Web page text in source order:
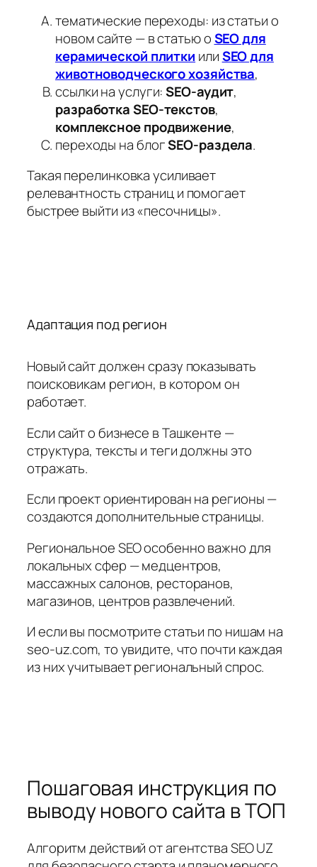
тематические переходы: из статьи о
новом сайте — в статью оSEO для
керамической плитки илиSEO для
животноводческого хозяйства,
ссылки на услуги:SEO-аудит,
разработка SEO-текстов,
комплексное продвижение,
переходы на блогSEO-раздела.
Такая перелинковка усиливает
релевантность страниц и помогает
быстрее выйти из «песочницы».
Адаптация под регион
Новый сайт должен сразу показывать
поисковикам регион, в котором он
работает.
Если сайт о бизнесе в Ташкенте —
структура, тексты и теги должны это
отражать.
Если проект ориентирован на регионы —
создаются дополнительные страницы.
Региональное SEO особенно важно для
локальных сфер — медцентров,
массажных салонов, ресторанов,
магазинов, центров развлечений.
И если вы посмотрите статьи по нишам на
seo-uz.com, то увидите, что почти каждая
из них учитывает региональный спрос.
Пошаговая инструкция по
выводу нового сайта в ТОП
Алгоритм действий от агентства SEO UZ